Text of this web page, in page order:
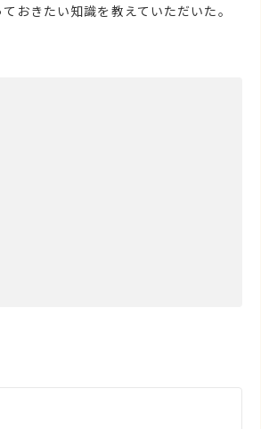
おきたい知識を教えていただいた。